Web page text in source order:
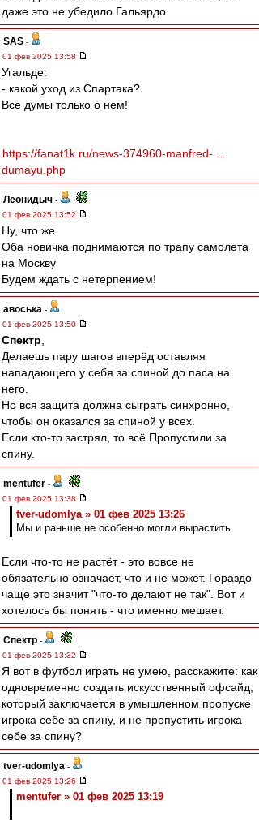
даже это не убедило Гальярдо
SAS -
01 фев 2025 13:58
Угальде:
- какой уход из Спартака?
Все думы только о нем!
https://fanat1k.ru/news-374960-manfred- ...
dumayu.php
Леонидыч -
01 фев 2025 13:52
Ну, что же
Оба новичка поднимаются по трапу самолета
на Москву
Будем ждать с нетерпением!
авоська -
01 фев 2025 13:50
Спектр
Делаешь пару шагов вперёд оставляя
нападающего у себя за спиной до паса на
него.
Но вся защита должна сыграть синхронно,
чтобы он оказался за спиной у всех.
Если кто-то застрял, то всё.Пропустили за
спину.
mentufer -
01 фев 2025 13:38
tver-udomlya » 01 фев 2025 13:26
Мы и раньше не особенно могли вырастить
Если что-то не растёт - это вовсе не
обязательно означает, что и не может. Гораздо
чаще это значит "что-то делают не так". Вот и
хотелось бы понять - что именно мешает.
Спектр -
01 фев 2025 13:32
Я вот в футбол играть не умею, расскажите: как
одновременно создать искусственный офсайд,
который заключается в умышленном пропуске
игрока себе за спину, и не пропустить игрока
себе за спину?
tver-udomlya -
01 фев 2025 13:26
mentufer » 01 фев 2025 13:19